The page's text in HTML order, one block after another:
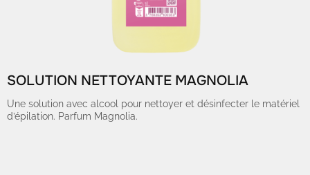
SOLUTION NETTOYANTE MAGNOLIA
Une solution avec alcool pour nettoyer et désinfecter le matériel
d’épilation. Parfum Magnolia.